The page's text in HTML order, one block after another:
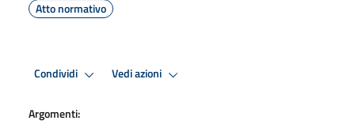
Atto normativo
Condividi Vedi azioni
Argomenti: